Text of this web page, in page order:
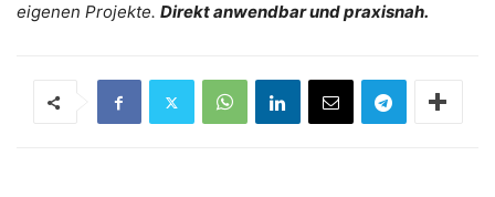
eigenen Projekte. Direkt anwendbar und praxisnah.